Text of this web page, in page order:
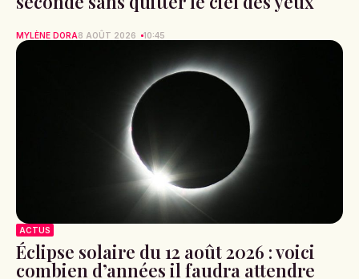
MYLÈNE DORA8 AOÛT 2026 10:45
ACTUS
Éclipse solaire du 12 août 2026 : voici
combien d’années il faudra attendre